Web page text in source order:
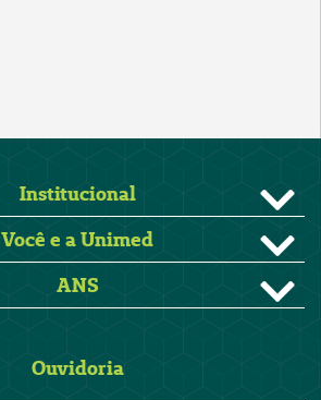
Institucional
Você e a Unimed
ANS
Ouvidoria